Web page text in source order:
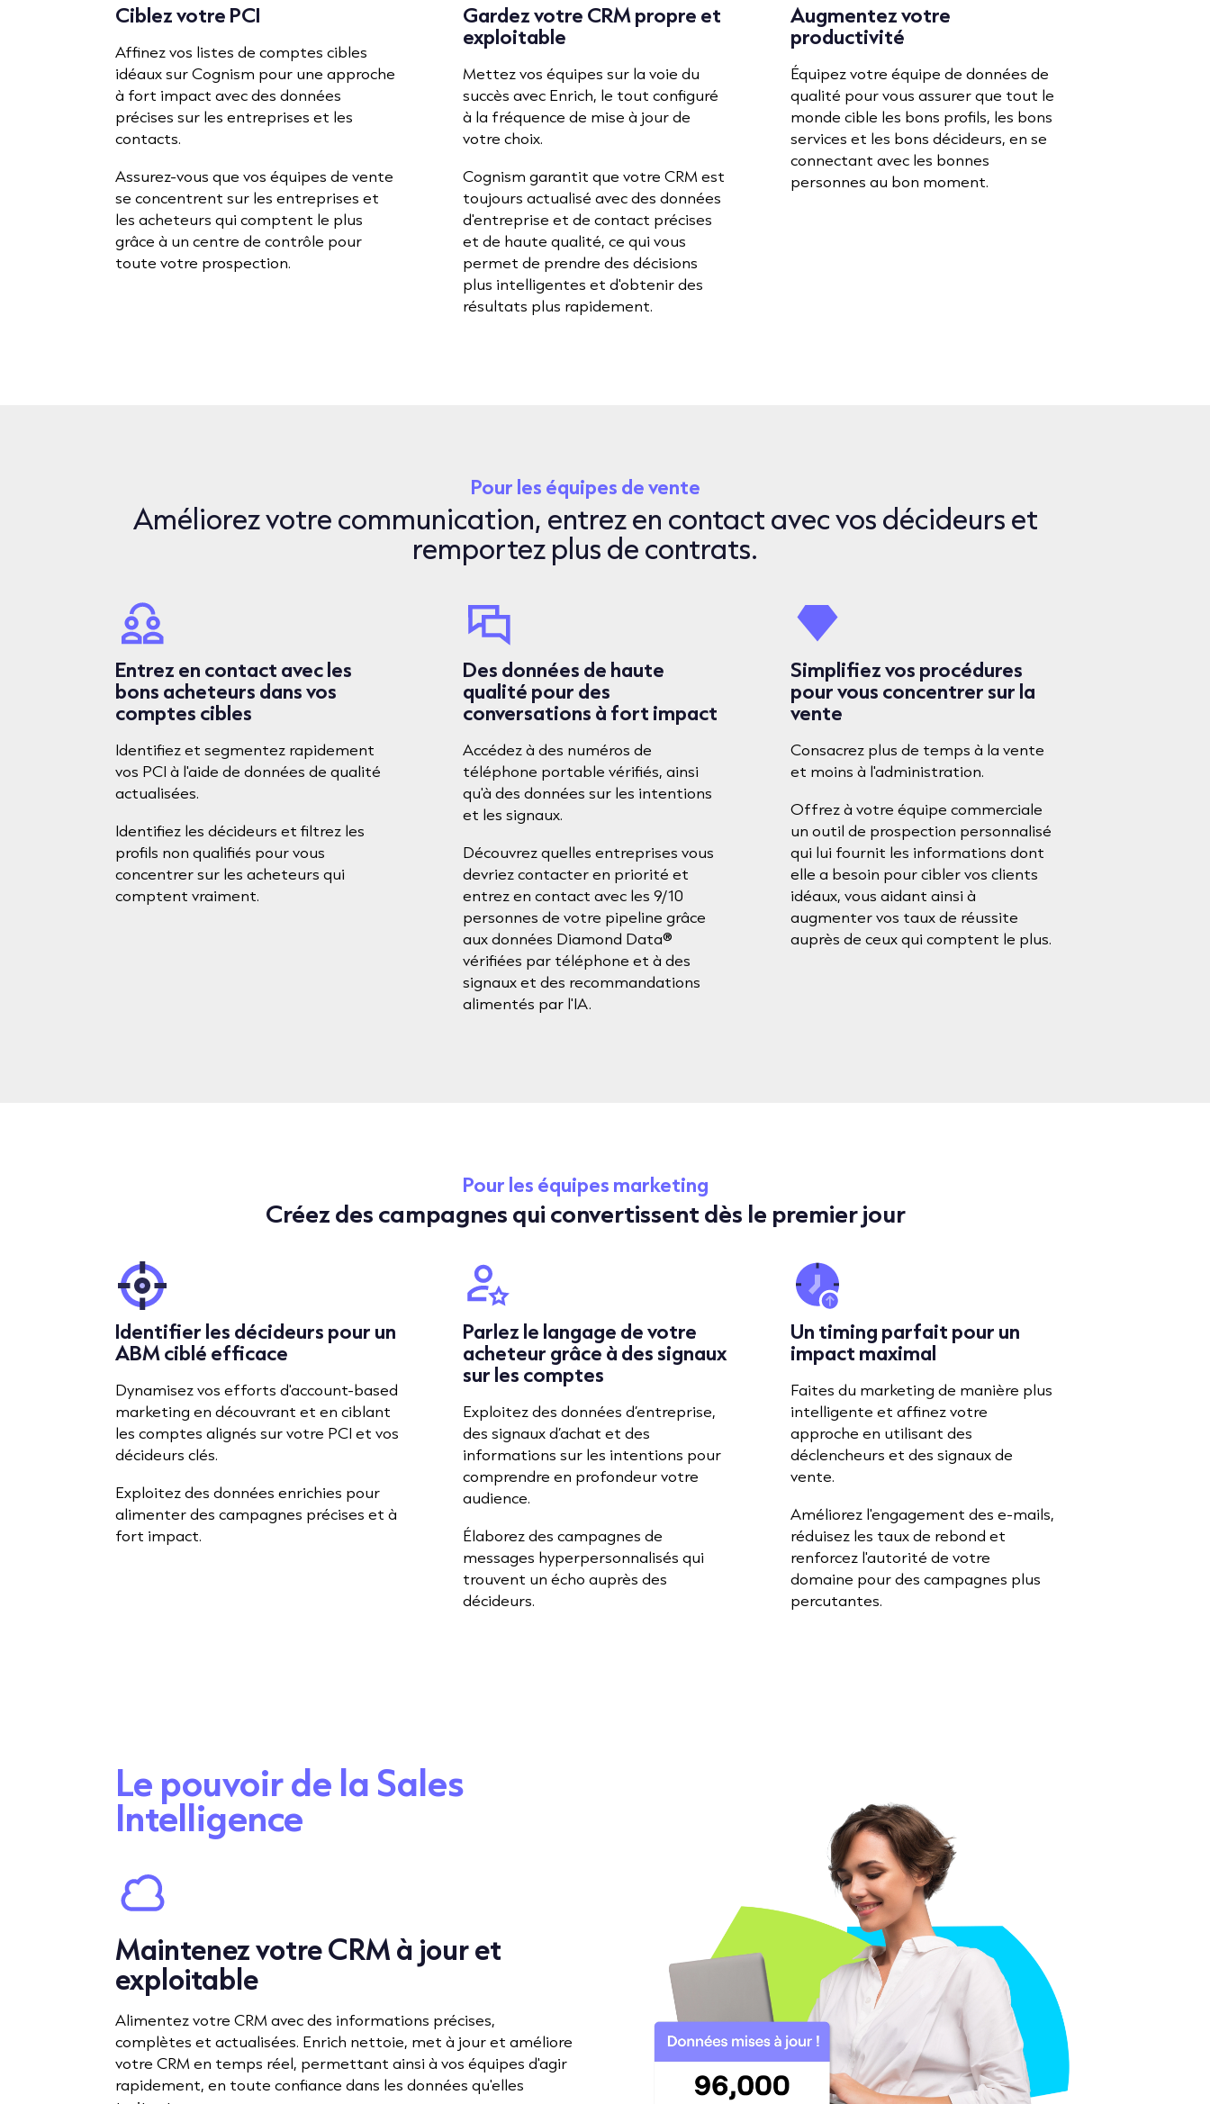
Ciblez votre PCI
Affinez vos listes de comptes cibles
idéaux sur Cognism pour une approche
à fort impact avec des données
précises sur les entreprises et les
contacts.
Assurez-vous que vos équipes de vente
se concentrent sur les entreprises et
les acheteurs qui comptent le plus
grâce à un centre de contrôle pour
toute votre prospection.
Gardez votre CRM propre et
exploitable
Mettez vos équipes sur la voie du
succès avec Enrich, le tout configuré
à la fréquence de mise à jour de
votre choix.
Cognism garantit que votre CRM est
toujours actualisé avec des données
d'entreprise et de contact précises
et de haute qualité, ce qui vous
permet de prendre des décisions
plus intelligentes et d'obtenir des
résultats plus rapidement.
Augmentez votre
productivité
Équipez votre équipe de données de
qualité pour vous assurer que tout le
monde cible les bons profils, les bons
services et les bons décideurs, en se
connectant avec les bonnes
personnes au bon moment.
Pour les équipes de vente
Améliorez votre communication, entrez en contact avec vos décideurs et
remportez plus de contrats.
Entrez en contact avec les
bons acheteurs dans vos
comptes cibles
Identifiez et segmentez rapidement
vos PCI à l'aide de données de qualité
actualisées.
Identifiez les décideurs et filtrez les
profils non qualifiés pour vous
concentrer sur les acheteurs qui
comptent vraiment.
Des données de haute
qualité pour des
conversations à fort impact
Accédez à des numéros de
téléphone portable vérifiés, ainsi
qu'à des données sur les intentions
et les signaux.
Découvrez quelles entreprises vous
devriez contacter en priorité et
entrez en contact avec les 9/10
personnes de votre pipeline grâce
aux données Diamond Data®
vérifiées par téléphone et à des
signaux et des recommandations
alimentés par l'IA.
Simplifiez vos procédures
pour vous concentrer sur la
vente
Consacrez plus de temps à la vente
et moins à l'administration.
Offrez à votre équipe commerciale
un outil de prospection personnalisé
qui lui fournit les informations dont
elle a besoin pour cibler vos clients
idéaux, vous aidant ainsi à
augmenter vos taux de réussite
auprès de ceux qui comptent le plus.
Pour les équipes marketing
Créez des campagnes qui convertissent dès le premier jour
Identifier les décideurs pour un
ABM ciblé efficace
Dynamisez vos efforts d'account-based
marketing en découvrant et en ciblant
les comptes alignés sur votre PCI et vos
décideurs clés.
Exploitez des données enrichies pour
alimenter des campagnes précises et à
fort impact.
Parlez le langage de votre
acheteur grâce à des signaux
sur les comptes
Exploitez des données d’entreprise,
des signaux d’achat et des
informations sur les intentions pour
comprendre en profondeur votre
audience.
Élaborez des campagnes de
messages hyperpersonnalisés qui
trouvent un écho auprès des
décideurs.
Un timing parfait pour un
impact maximal
Faites du marketing de manière plus
intelligente et affinez votre
approche en utilisant des
déclencheurs et des signaux de
vente.
Améliorez l'engagement des e-mails,
réduisez les taux de rebond et
renforcez l'autorité de votre
domaine pour des campagnes plus
percutantes.
Le pouvoir de la Sales
Intelligence
Maintenez votre CRM à jour et
exploitable
Alimentez votre CRM avec des informations précises,
complètes et actualisées. Enrich nettoie, met à jour et améliore
votre CRM en temps réel, permettant ainsi à vos équipes d'agir
rapidement, en toute confiance dans les données qu'elles